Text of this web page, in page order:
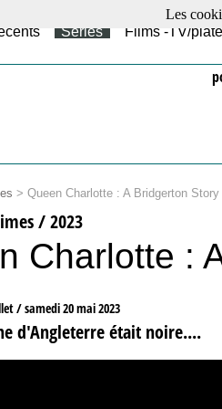
Séries Films -TV/
> Queen Charlotte : A Bridgerton Story
/ 2023
Charlotte :
/samedi 20 mai 2023
d'Angleterre était noire....
Les